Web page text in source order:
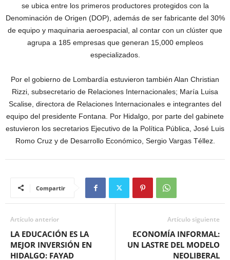
se ubica entre los primeros productores protegidos con la
Denominación de Origen (DOP), además de ser fabricante del 30%
de equipo y maquinaria aeroespacial, al contar con un clúster que
agrupa a 185 empresas que generan 15,000 empleos
especializados.
Por el gobierno de Lombardía estuvieron también Alan Christian
Rizzi, subsecretario de Relaciones Internacionales; María Luisa
Scalise, directora de Relaciones Internacionales e integrantes del
equipo del presidente Fontana. Por Hidalgo, por parte del gabinete
estuvieron los secretarios Ejecutivo de la Política Pública, José Luis
Romo Cruz y de Desarrollo Económico, Sergio Vargas Téllez.
Compartir
Artículo anterior
LA EDUCACIÓN ES LA
MEJOR INVERSIÓN EN
HIDALGO: FAYAD
Artículo siguiente
ECONOMÍA INFORMAL:
UN LASTRE DEL MODELO
NEOLIBERAL